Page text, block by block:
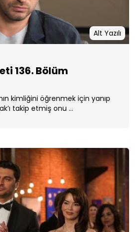
Alt Yazılı
136. Bölüm
kimliğini öğrenmek için yanıp
takip etmiş onu ...